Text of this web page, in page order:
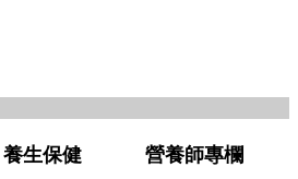
養生保健
營養師專欄